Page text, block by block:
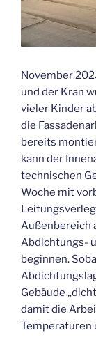
November
und der Kran
vieler Kinder
die
bereits
kann der
technischen
Woche mit
Außenbereich
Abdichtungs-
beginnen.
Gebäude
damit die
Temperaturen